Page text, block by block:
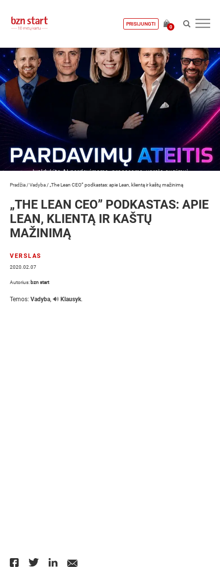
PRISIJUNGTI
0
Pradžia /Vadyba / „The Lean CEO” podkastas: apie Lean, klientą ir kaštų mažinimą
„THE LEAN CEO” PODKASTAS: APIE
LEAN, KLIENTĄ IR KAŠTŲ
MAŽINIMĄ
VERSLAS
2020.02.07
Autorius: bzn start
Temos: Vadyba, 🔊 Klausyk.